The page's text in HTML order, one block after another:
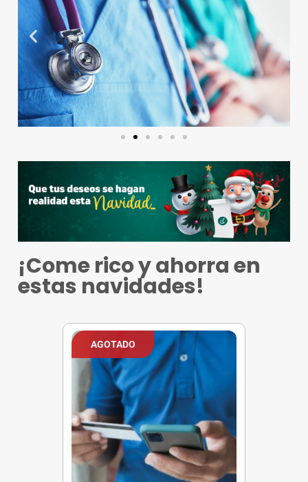
¡Come rico y ahorra en
estas navidades!
AGOTADO